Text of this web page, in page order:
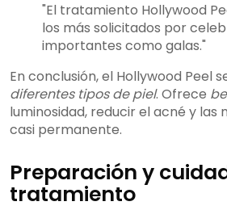
"El tratamiento Hollywood
los más solicitados por
importantes como galas."
En conclusión, el Hollywood Peel
diferentes tipos de piel. Ofrece
luminosidad, reducir el acné y
casi permanente.
Preparación y
tratamiento